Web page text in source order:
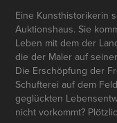
Eine Kunsthistorikerin
Auktionshaus. Sie
Leben mit dem der
die der Maler auf
Die Erschöpfung der
Schufterei auf dem
geglückten
nicht vorkommt?